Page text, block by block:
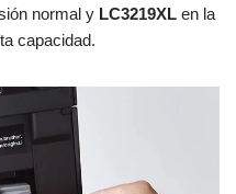
normal y LC3219XL en la
capacidad.